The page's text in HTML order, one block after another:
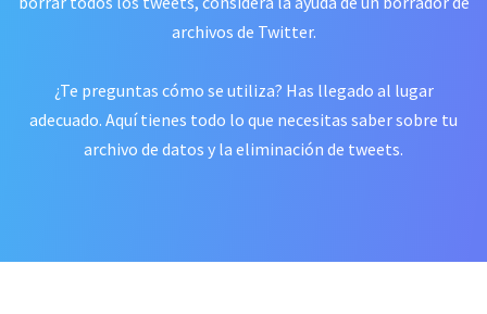
archivos de Twitter.
¿Te preguntas cómo se utiliza? Has llegado al lugar
adecuado. Aquí tienes todo lo que necesitas saber sobre tu
archivo de datos y la eliminación de tweets.